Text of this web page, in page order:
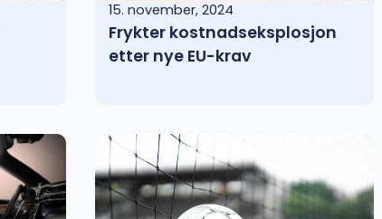
15. november, 2024
Frykter kostnadseksplosjon
etter nye EU-krav